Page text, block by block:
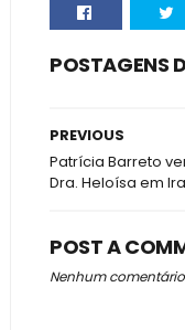
POSTAGENS
PREVIOUS
Patrícia Barreto
Dra. Heloísa em
POST A
Nenhum comentário